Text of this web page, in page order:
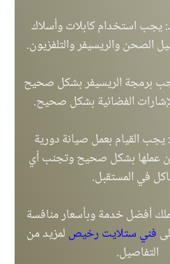
يجب استخدام كابلات وأسلاك
الصحن والريسيفر والتلفزيون.
برمجة الريسيفر بشكل صحيح
الفضائية بشكل صحيح.
يجب القيام بعمل صيانة دورية
من عملها بشكل صحيح وتجنب أي
في المستقبل.
أفضل خدمة وبأسعار منافسة
فني ستلايت رخيص لمزيد من
التفاصيل.